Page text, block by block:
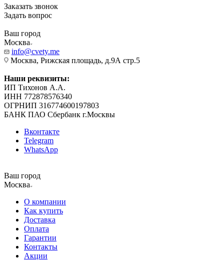
Заказать звонок
Задать вопрос
Ваш город
Москва
info@cvety.me
Москва, Рижская площадь, д.9А стр.5
Наши реквизиты:
ИП Тихонов А.А.
ИНН 772878576340
ОГРНИП 316774600197803
БАНК ПАО Сбербанк г.Москвы
Вконтакте
Telegram
WhatsApp
Ваш город
Москва
О компании
Как купить
Доставка
Оплата
Гарантии
Контакты
Акции